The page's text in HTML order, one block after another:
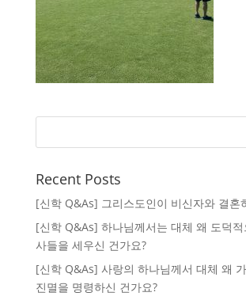
Recent Posts
[신학 Q&As] 그리스도인이 비신자와 결혼
[신학 Q&As] 하나님께서는 대체 왜 도덕
사들을 세우신 건가요?
[신학 Q&As] 사랑의 하나님께서 대체 왜
진멸을 명령하신 건가요?